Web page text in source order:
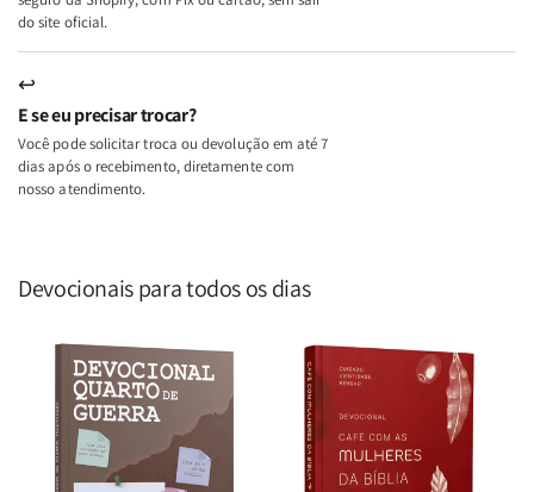
do site oficial.
↩
E se eu precisar trocar?
Você pode solicitar troca ou devolução em até 7
dias após o recebimento, diretamente com
nosso atendimento.
Devocionais para todos os dias